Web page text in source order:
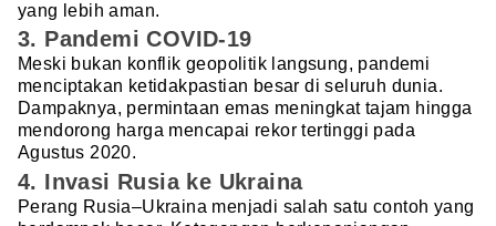
yang lebih aman.
3. Pandemi COVID-19
Meski bukan konflik geopolitik langsung, pandemi
menciptakan ketidakpastian besar di seluruh dunia.
Dampaknya, permintaan emas meningkat tajam hingga
mendorong harga mencapai rekor tertinggi pada
Agustus 2020.
4. Invasi Rusia ke Ukraina
Perang Rusia–Ukraina menjadi salah satu contoh yang